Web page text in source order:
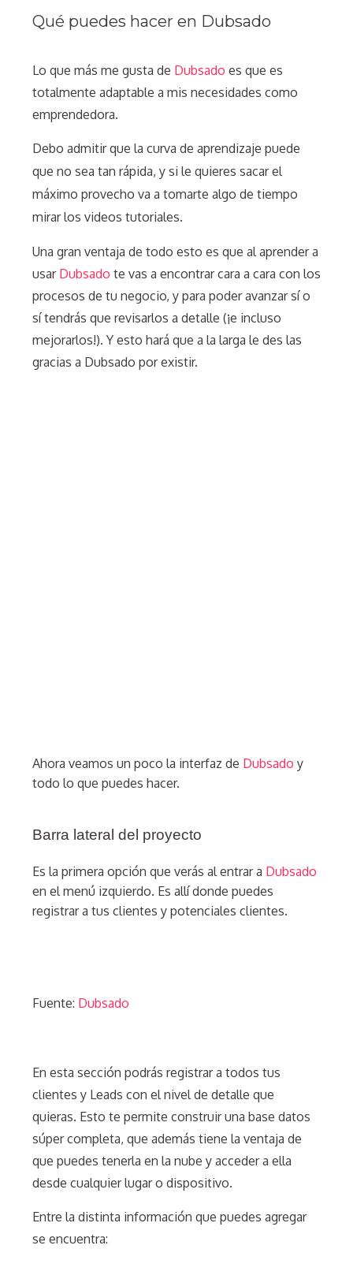
Qué puedes hacer en Dubsado
Lo que más me gusta de Dubsado es que es
totalmente adaptable a mis necesidades como
emprendedora.
Debo admitir que la curva de aprendizaje puede
que no sea tan rápida, y si le quieres sacar el
máximo provecho va a tomarte algo de tiempo
mirar los videos tutoriales.
Una gran ventaja de todo esto es que al aprender a
usar Dubsado te vas a encontrar cara a cara con los
procesos de tu negocio, y para poder avanzar sí o
sí tendrás que revisarlos a detalle (¡e incluso
mejorarlos!). Y esto hará que a la larga le des las
gracias a Dubsado por existir.
Ahora veamos un poco la interfaz de Dubsado y
todo lo que puedes hacer.
Barra lateral del proyecto
Es la primera opción que verás al entrar a Dubsado
en el menú izquierdo. Es allí donde puedes
registrar a tus clientes y potenciales clientes.
Fuente: Dubsado
En esta sección podrás registrar a todos tus
clientes y Leads con el nivel de detalle que
quieras. Esto te permite construir una base datos
súper completa, que además tiene la ventaja de
que puedes tenerla en la nube y acceder a ella
desde cualquier lugar o dispositivo.
Entre la distinta información que puedes agregar
se encuentra: